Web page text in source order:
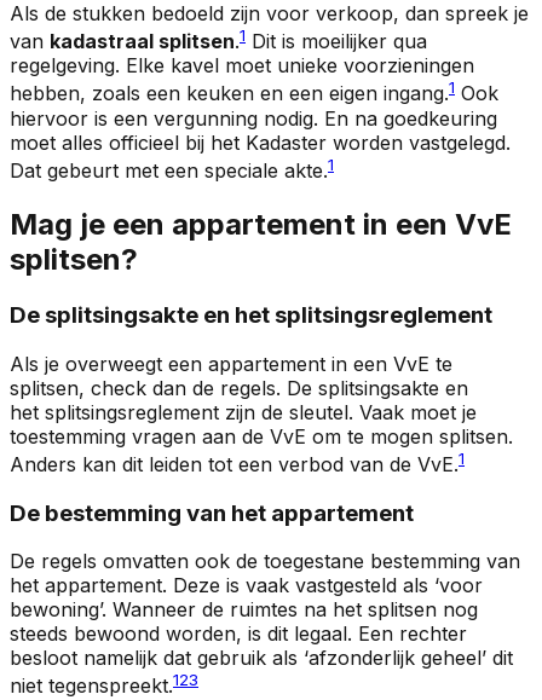
Als de stukken bedoeld zijn voor verkoop, dan spreek je
van kadastraal splitsen.1 Dit is moeilijker qua
regelgeving. Elke kavel moet unieke voorzieningen
hebben, zoals een keuken en een eigen ingang.1 Ook
hiervoor is een vergunning nodig. En na goedkeuring
moet alles officieel bij het Kadaster worden vastgelegd.
Dat gebeurt met een speciale akte.1
Mag je een appartement in een VvE
splitsen?
De splitsingsakte en het splitsingsreglement
Als je overweegt een appartement in een VvE te
splitsen, check dan de regels. De splitsingsakte en
het splitsingsreglement zijn de sleutel. Vaak moet je
toestemming vragen aan de VvE om te mogen splitsen.
Anders kan dit leiden tot een verbod van de VvE.1
De bestemming van het appartement
De regels omvatten ook de toegestane bestemming van
het appartement. Deze is vaak vastgesteld als ‘voor
bewoning’. Wanneer de ruimtes na het splitsen nog
steeds bewoond worden, is dit legaal. Een rechter
besloot namelijk dat gebruik als ‘afzonderlijk geheel’ dit
niet tegenspreekt.123